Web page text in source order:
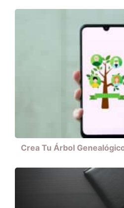
Crea Tu Árbol